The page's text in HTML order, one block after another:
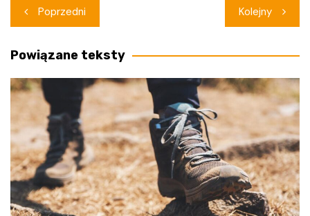
Nawigacja
wpisu
Poprzedni Kolejny
Powiązane teksty